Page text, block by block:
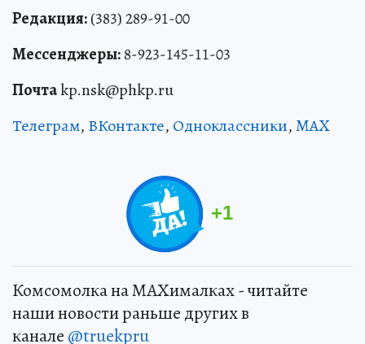
Редакция:(383) 289-91-00
Мессенджеры:8-923-145-11-03
Почтаkp.nsk@phkp.ru
Телеграм, ВКонтакте, Одноклассники,MAX
+1
Комсомолка на MAXималках - читайте
наши новости раньше других в
канале @truekpru